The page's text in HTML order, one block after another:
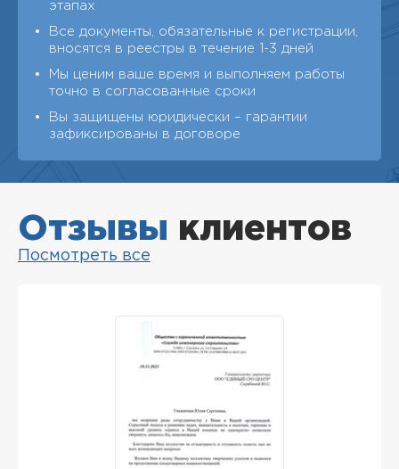
этапах
Все документы, обязательные к регистрации,
вносятся в реестры в течение 1-3 дней
Мы ценим ваше время и выполняем работы
точно в согласованные сроки
Вы защищены юридически – гарантии
зафиксированы в договоре
Отзывы клиентов
Посмотреть все